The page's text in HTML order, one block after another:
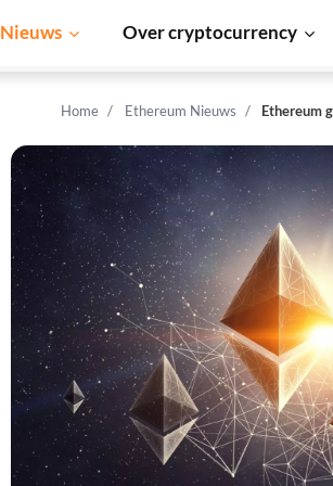
Nieuws Over cryptocurrency
Home Ethereum Nieuws Ethereum